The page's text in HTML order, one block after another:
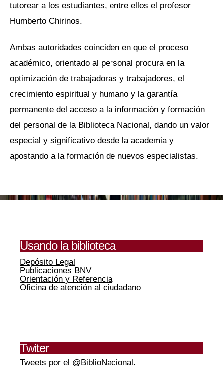
tutorear a los estudiantes, entre ellos el profesor
Humberto Chirinos.
Ambas autoridades coinciden en que el proceso
académico, orientado al personal procura en la
optimización de trabajadoras y trabajadores, el
crecimiento espiritual y humano y la garantía
permanente del acceso a la información y formación
del personal de la Biblioteca Nacional, dando un valor
especial y significativo desde la academia y
apostando a la formación de nuevos especialistas.
Usando la biblioteca
Depósito Legal
Publicaciones BNV
Orientación y Referencia
Oficina de atención al ciudadano
Twiter
Tweets por el @BiblioNacional.